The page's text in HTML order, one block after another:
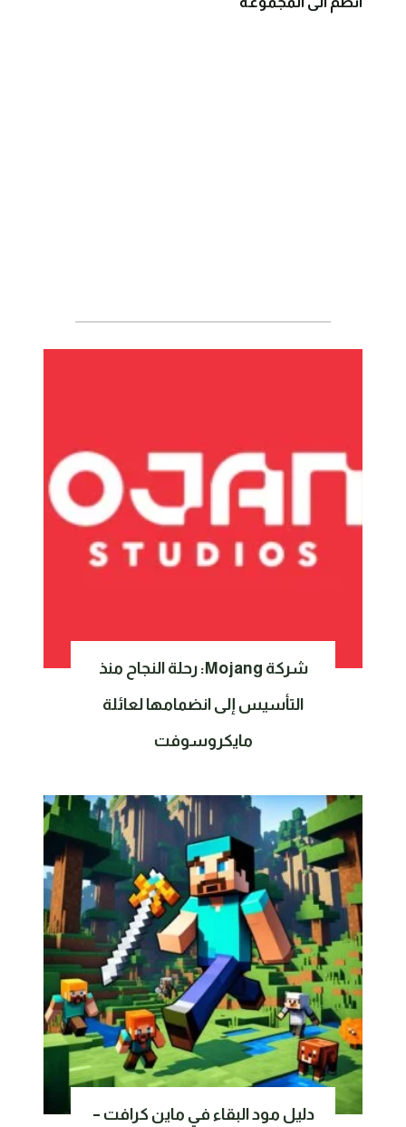
شركة Mojang: رحلة النجاح منذ
التأسيس إلى انضمامها لعائلة
مايكروسوفت
دليل مود البقاء في ماين كرافت –